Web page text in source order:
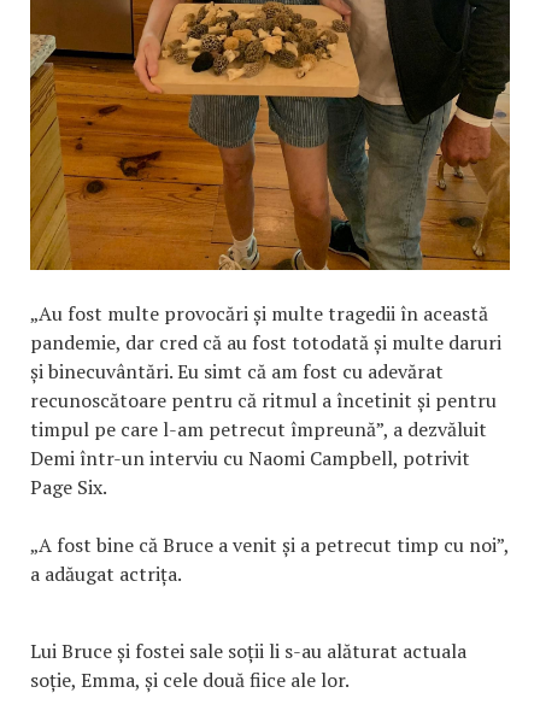
„Au fost multe provocări și multe tragedii în această
pandemie, dar cred că au fost totodată și multe daruri
și binecuvântări. Eu simt că am fost cu adevărat
recunoscătoare pentru că ritmul a încetinit și pentru
timpul pe care l-am petrecut împreună”, a dezvăluit
Demi într-un interviu cu Naomi Campbell, potrivit
Page Six.
„A fost bine că Bruce a venit și a petrecut timp cu noi”,
a adăugat actrița.
Lui Bruce și fostei sale soții li s-au alăturat actuala
soție, Emma, și cele două fiice ale lor.